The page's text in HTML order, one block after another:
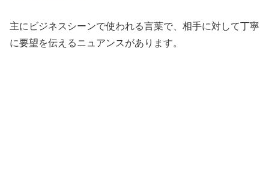
主にビジネスシーンで使われる言葉で、相手に対して丁寧
に要望を伝えるニュアンスがあります。